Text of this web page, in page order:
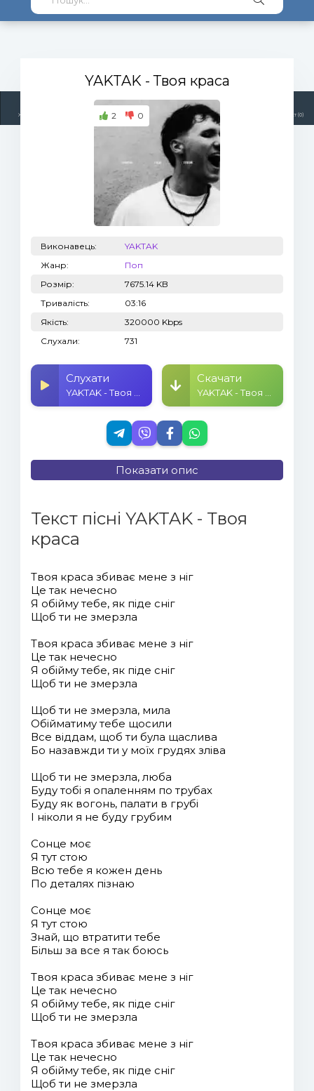
Жанри Топ 100 Плейлист (0)
YAKTAK- Твоя краса
2 0
Виконавець:
YAKTAK
Жанр:
Поп
Розмір:
7675.14 KB
Тривалість:
03:16
Якість:
320000 Kbps
Слухали:
731
Слухати Скачати
Показати опис
Текст пісні YAKTAK - Твоя
краса
Твоя краса збиває мене з ніг
Це так нечесно
Я обійму тебе, як піде сніг
Щоб ти не змерзла
Твоя краса збиває мене з ніг
Це так нечесно
Я обійму тебе, як піде сніг
Щоб ти не змерзла
Щоб ти не змерзла, мила
Обійматиму тебе щосили
Все віддам, щоб ти була щаслива
Бо назавжди ти у моїх грудях зліва
Щоб ти не змерзла, люба
Буду тобі я опаленням по трубах
Буду як вогонь, палати в грубі
І ніколи я не буду грубим
Сонце моє
Я тут стою
Всю тебе я кожен день
По деталях пізнаю
Сонце моє
Я тут стою
Знай, що втратити тебе
Більш за все я так боюсь
Твоя краса збиває мене з ніг
Це так нечесно
Я обійму тебе, як піде сніг
Щоб ти не змерзла
Твоя краса збиває мене з ніг
Це так нечесно
Я обійму тебе, як піде сніг
Щоб ти не змерзла